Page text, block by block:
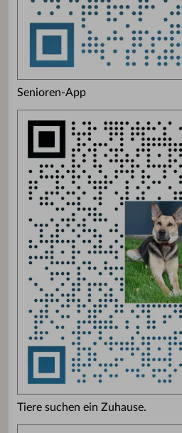
Senioren-App
Tiere suchen ein Zuhause.